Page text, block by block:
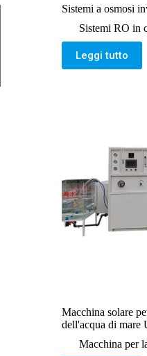
Sistemi a osmosi
Sistemi RO in
Leggi tutto
Macchina solare
dell'acqua di mare
Macchina per